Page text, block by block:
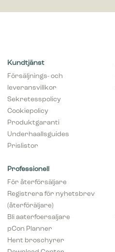
Kundtjänst
Försäljnings- och
leveransvillkor
Sekretesspolicy
Cookiepolicy
Produktgaranti
Underhaallsguides
Prislistor
Professionell
För återförsäljare
Registrera för nyhetsbrev
(återföräljare)
Bli aaterfoersaljare
pCon Planner
Hent broschyrer
Download Center